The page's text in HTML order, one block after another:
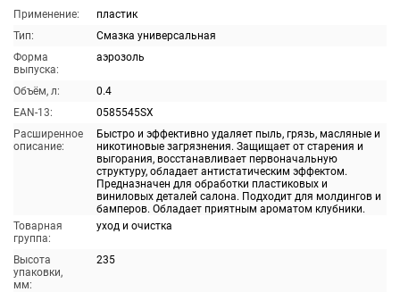
Применение:
пластик
Тип:
Смазка универсальная
Форма
выпуска:
аэрозоль
Объём, л:
0.4
EAN-13:
0585545SX
Расширенное
описание:
Быстро и эффективно удаляет пыль, грязь, масляные и
никотиновые загрязнения. Защищает от старения и
выгорания, восстанавливает первоначальную
структуру, обладает антистатическим эффектом.
Предназначен для обработки пластиковых и
виниловых деталей салона. Подходит для молдингов и
бамперов. Обладает приятным ароматом клубники.
Товарная
группа:
уход и очистка
Высота
упаковки,
мм:
235